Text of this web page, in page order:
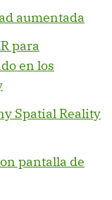
aumentada
para
en los
Spatial Reality
pantalla de